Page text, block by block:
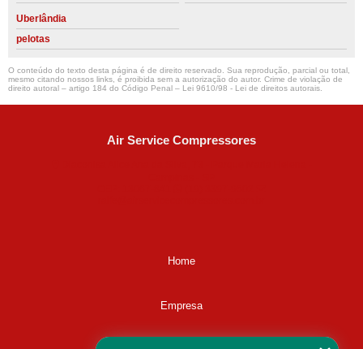
Uberlândia
pelotas
O conteúdo do texto desta página é de direito reservado. Sua reprodução, parcial ou total,
mesmo citando nossos links, é proibida sem a autorização do autor. Crime de violação de
direito autoral – artigo 184 do Código Penal – Lei 9610/98 - Lei de direitos autorais.
Air Service Compressores
Home
Empresa